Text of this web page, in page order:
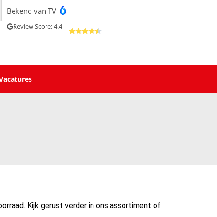
Bekend van TV
Review Score: 4.4
Kijk gerust verder in ons assortiment of